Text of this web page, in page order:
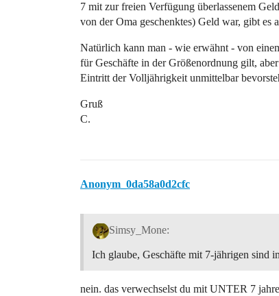
7 mit zur freien Verfügung überlassenem
von der Oma geschenktes) Geld war, gibt es
Natürlich kann man - wie erwähnt - von
für Geschäfte in der Größenordnung gilt,
Eintritt der Volljährigkeit unmittelbar
Gruß
C.
Anonym_0da58a0d2cfc
Simsy_Mone:
Ich glaube, Geschäfte mit 7-jährigen sind
nein. das verwechselst du mit UNTER 7